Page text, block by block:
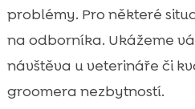
problémy. Pro některé
na odborníka. Ukážeme
návštěva u veterináře či
groomera nezbytností.